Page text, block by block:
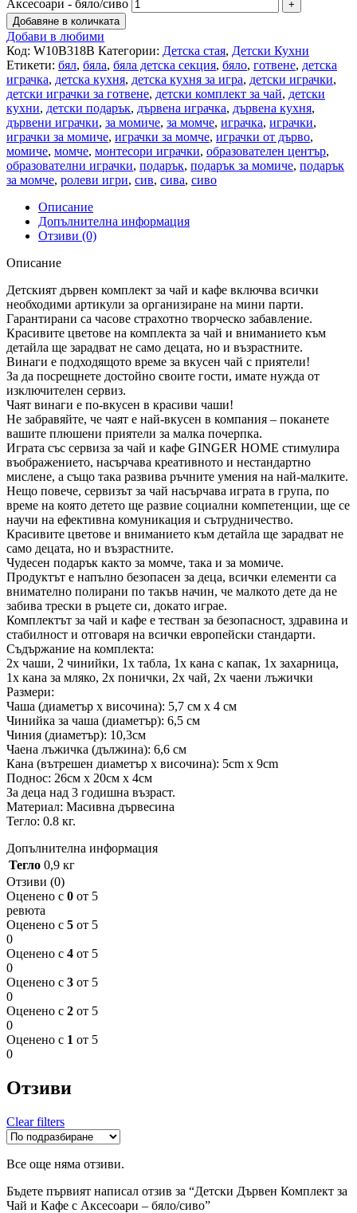
Аксесоари - бяло/сиво
Добавяне в количката
Добави в любими
Код: W10B318B Категории: Детска стая, Детски Кухни
Етикети: бял, бяла, бяла детска секция, бяло, готвене, детска
играчка, детска кухня, детска кухня за игра, детски играчки,
детски играчки за готвене, детски комплект за чай, детски
кухни, детски подарък, дървена играчка, дървена кухня,
дървени играчки, за момиче, за момче, играчка, играчки,
играчки за момиче, играчки за момче, играчки от дърво,
момиче, момче, монтесори играчки, образователен център,
образователни играчки, подарък, подарък за момиче, подарък
за момче, ролеви игри, сив, сива, сиво
Описание
Допълнителна информация
Отзиви (0)
Описание
Детският дървен комплект за чай и кафе включва всички
необходими артикули за организиране на мини парти.
Гарантирани са часове страхотно творческо забавление.
Красивите цветове на комплекта за чай и вниманието към
детайла ще зарадват не само децата, но и възрастните.
Винаги е подходящото време за вкусен чай с приятели!
За да посрещнете достойно своите гости, имате нужда от
изключителен сервиз.
Чаят винаги е по-вкусен в красиви чаши!
Не забравяйте, че чаят е най-вкусен в компания – поканете
вашите плюшени приятели за малка почерпка.
Играта със сервиза за чай и кафе GINGER HOME стимулира
въображението, насърчава креативното и нестандартно
мислене, а също така развива ръчните умения на най-малките.
Нещо повече, сервизът за чай насърчава играта в група, по
време на която детето ще развие социални компетенции, ще се
научи на ефективна комуникация и сътрудничество.
Красивите цветове и вниманието към детайла ще зарадват не
само децата, но и възрастните.
Чудесен подарък както за момче, така и за момиче.
Продуктът е напълно безопасен за деца, всички елементи са
внимателно полирани по такъв начин, че малкото дете да не
забива трески в ръцете си, докато играе.
Комплектът за чай и кафе е тестван за безопасност, здравина и
стабилност и отговаря на всички европейски стандарти.
Съдържание на комплекта:
2x чаши, 2 чинийки, 1x табла, 1x кана с капак, 1x захарница,
1x кана за мляко, 2x понички, 2x чай, 2х чаени лъжички
Размери:
Чаша (диаметър х височина): 5,7 см х 4 см
Чинийка за чаша (диаметър): 6,5 см
Чиния (диаметър): 10,3см
Чаена лъжичка (дължина): 6,6 см
Кана (вътрешен диаметър x височина): 5cm x 9cm
Поднос: 26см х 20см х 4см
За деца над 3 годишна възраст.
Материал: Масивна дървесина
Тегло: 0.8 кг.
Допълнителна информация
Тегло 0,9 кг
Отзиви (0)
Оценено с 0 от 5
ревюта
Оценено с 5 от 5
0
Оценено с 4 от 5
0
Оценено с 3 от 5
0
Оценено с 2 от 5
0
Оценено с 1 от 5
0
Отзиви
Clear filters
Все още няма отзиви.
Бъдете първият написал отзив за “Детски Дървен Комплект за
Чай и Кафе с Аксесоари – бяло/сиво”